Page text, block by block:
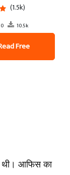
(1.5k)
0 10.5k
Free
थी। आफिस का